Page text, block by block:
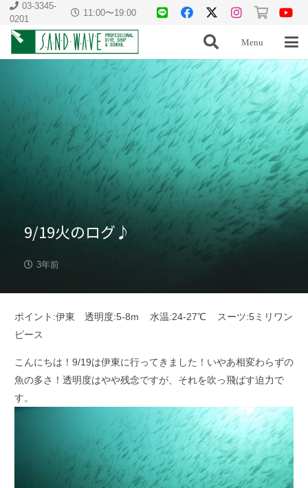
03-3345-
0201
11:00〜19:00
Menu
9/19火のログ♪
3年前
ポイント:伊東 透明度:5-8m 水温:24-27℃ スーツ:5ミリワン
ピース
こんにちは！9/19は伊東に行ってきました！いやあ相変わらずの
魚の多さ！透明度はやや残念ですが、それを吹っ飛ばす迫力で
す。